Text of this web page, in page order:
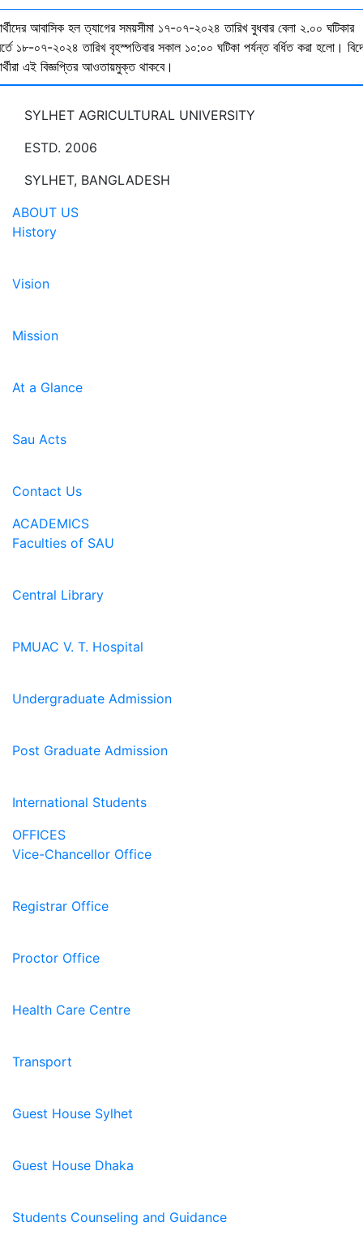
আবাসিক হল ত্যাগের সময়সীমা ১৭-০৭-২০২৪ তারিখ বুধবার বেলা ২.০০ ঘটিকার
১৮-০৭-২০২৪ তারিখ বৃহস্পতিবার সকাল ১০:০০ ঘটিকা পর্যন্ত বর্ধিত করা হলো।
এই বিজ্ঞপ্তির আওতায়মুক্ত থাকবে।
SYLHET AGRICULTURAL UNIVERSITY
ESTD. 2006
SYLHET, BANGLADESH
ABOUT US
History
Vision
Mission
At a Glance
Sau Acts
Contact Us
ACADEMICS
Faculties of SAU
Central Library
PMUAC V. T. Hospital
Undergraduate Admission
Post Graduate Admission
International Students
OFFICES
Vice-Chancellor Office
Registrar Office
Proctor Office
Health Care Centre
Transport
Guest House Sylhet
Guest House Dhaka
Students Counseling and Guidance